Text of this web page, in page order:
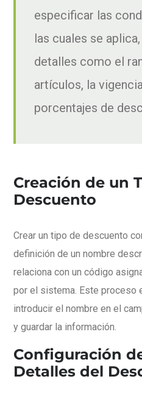
especificar las
las cuales se
detalles como el
artículos, la
porcentajes de
Creación de un
Descuento
Crear un tipo de descuento
definición de un nombre
relaciona con un código
por el sistema. Este proceso
introducir el nombre en el
y guardar la información.
Configuración
Detalles del